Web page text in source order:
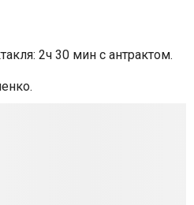
2ч 30 мин с антрактом.